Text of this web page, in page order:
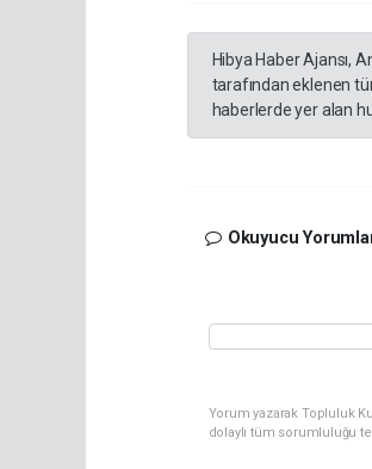
Hibya Haber Ajansı,
tarafından eklenen
haberlerde yer alan
Okuyucu
Yorum yazarak Topluluk
dolaylı tüm sorumluluğu